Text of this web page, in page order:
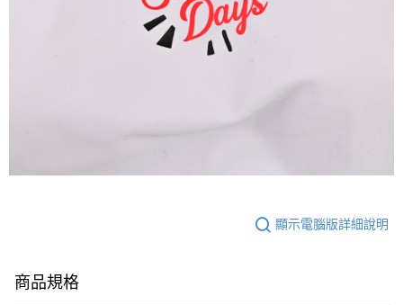
顯示電腦版詳細說明
商品規格